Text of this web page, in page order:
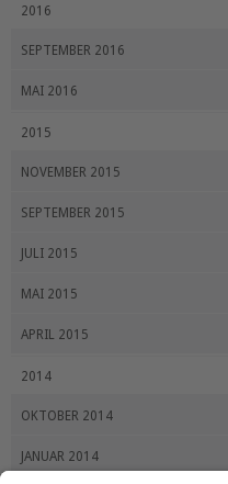
2016
SEPTEMBER 2016
MAI 2016
2015
NOVEMBER 2015
SEPTEMBER 2015
JULI 2015
MAI 2015
APRIL 2015
2014
OKTOBER 2014
JANUAR 2014